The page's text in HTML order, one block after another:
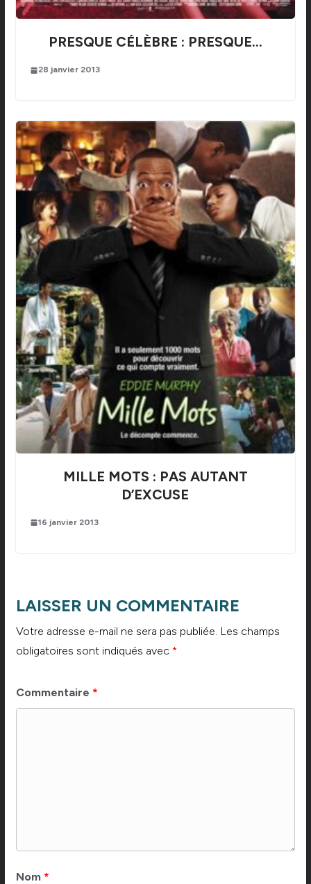
PRESQUE CÉLÈBRE : PRESQUE…
28 janvier 2013
MILLE MOTS : PAS AUTANT
D’EXCUSE
16 janvier 2013
LAISSER UN COMMENTAIRE
Votre adresse e-mail ne sera pas publiée. Les champs
obligatoires sont indiqués avec *
Commentaire *
Nom *